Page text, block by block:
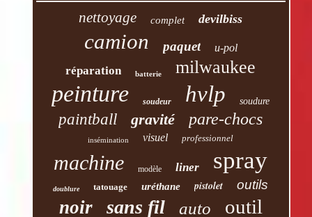
nettoyage complet devilbiss
camion paquet u-pol
réparation batterie milwaukee
peinture soudeur hvlp soudure
paintball gravité pare-chocs
insémination visuel professionnel
machine modèle liner spray
doublure tatouage uréthane pistolet outils
noir sans fil auto outil